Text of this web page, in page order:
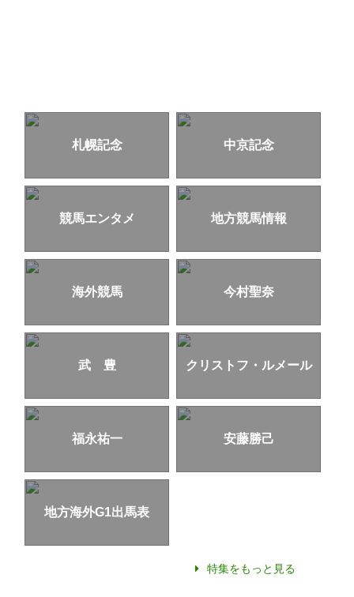
札幌記念 中京記念
競馬エンタメ 地方競馬情報
海外競馬 今村聖奈
武 豊 クリストフ・ルメール
福永祐一 安藤勝己
地方海外G1出馬表
特集をもっと見る